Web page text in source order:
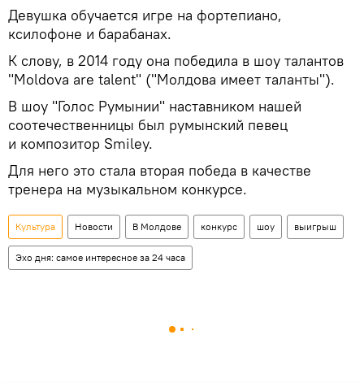
Девушка обучается игре на фортепиано,
ксилофоне и барабанах.
К слову, в 2014 году она победила в шоу талантов
"Moldova are talent" ("Молдова имеет таланты").
В шоу "Голос Румынии" наставником нашей
соотечественницы был румынский певец
и композитор Smiley.
Для него это стала вторая победа в качестве
тренера на музыкальном конкурсе.
Культура Новости В Молдове конкурс шоу выигрыш
Эхо дня: самое интересное за 24 часа